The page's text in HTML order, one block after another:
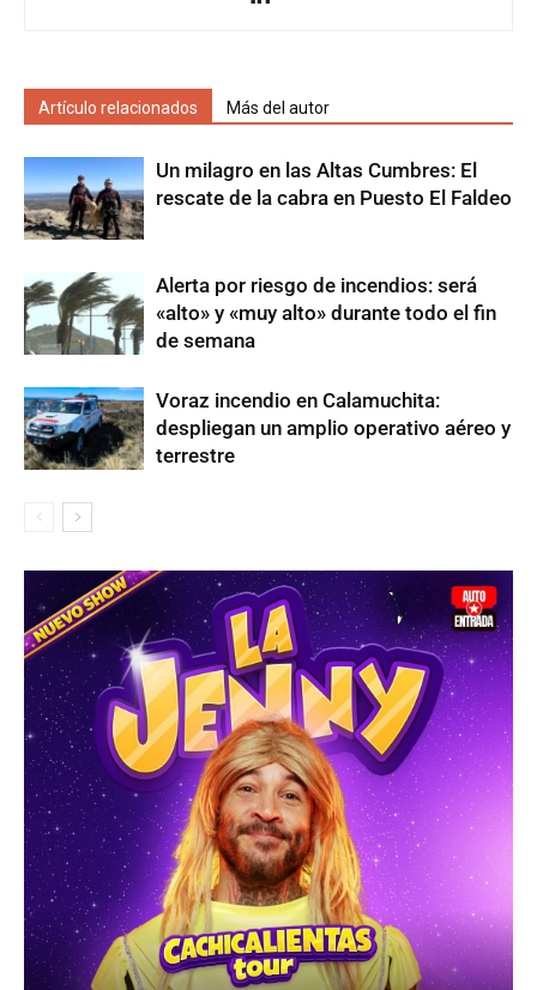
Artículo relacionados Más del autor
Un milagro en las Altas Cumbres: El
rescate de la cabra en Puesto El Faldeo
Alerta por riesgo de incendios: será
«alto» y «muy alto» durante todo el fin
de semana
Voraz incendio en Calamuchita:
despliegan un amplio operativo aéreo y
terrestre